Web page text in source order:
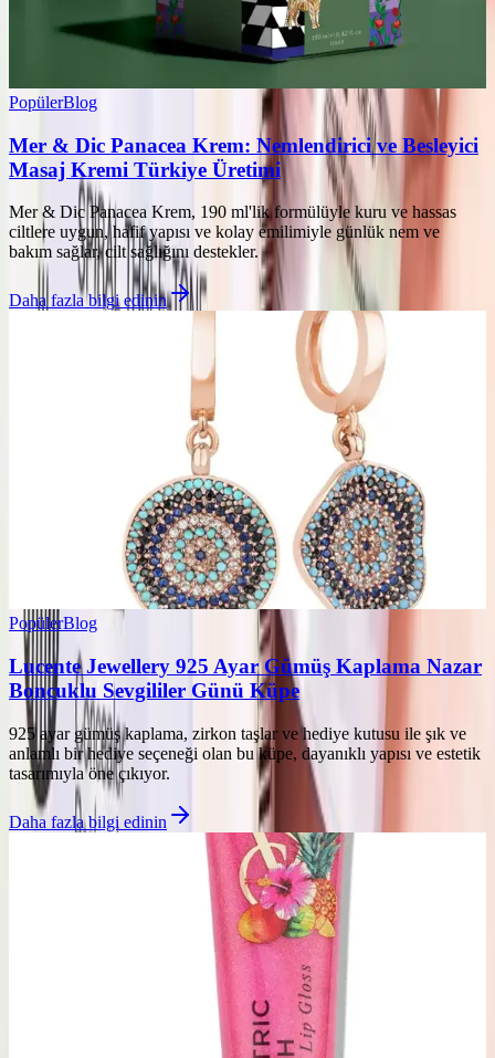
PopülerBlog
Mer & Dic Panacea Krem: Nemlendirici ve Besleyici
Masaj Kremi Türkiye Üretimi
Mer & Dic Panacea Krem, 190 ml'lik formülüyle kuru ve hassas
ciltlere uygun, hafif yapısı ve kolay emilimiyle günlük nem ve
bakım sağlar, cilt sağlığını destekler.
Daha fazla bilgi edinin
PopülerBlog
Lucente Jewellery 925 Ayar Gümüş Kaplama Nazar
Boncuklu Sevgililer Günü Küpe
925 ayar gümüş kaplama, zirkon taşlar ve hediye kutusu ile şık ve
anlamlı bir hediye seçeneği olan bu küpe, dayanıklı yapısı ve estetik
tasarımıyla öne çıkıyor.
Daha fazla bilgi edinin